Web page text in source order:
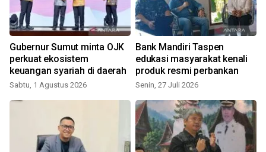
Gubernur Sumut minta OJK
perkuat ekosistem
keuangan syariah di daerah
Sabtu, 1 Agustus 2026
Bank Mandiri Taspen
edukasi masyarakat kenali
produk resmi perbankan
Senin, 27 Juli 2026